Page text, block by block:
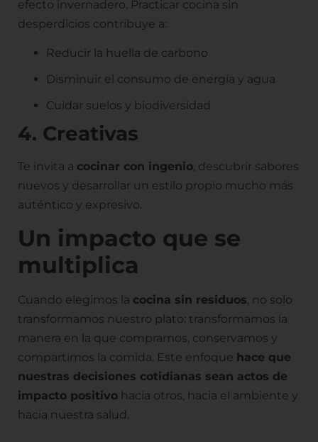
efecto invernadero. Practicar cocina sin
desperdicios contribuye a:
Reducir la huella de carbono
Disminuir el consumo de energía y agua
Cuidar suelos y biodiversidad
4. Creativas
Te invita a cocinar con ingenio, descubrir sabores
nuevos y desarrollar un estilo propio mucho más
auténtico y expresivo.
Un impacto que se
multiplica
Cuando elegimos la cocina sin residuos , no solo
transformamos nuestro plato: transformamos la
manera en la que compramos, conservamos y
compartimos la comida. Este enfoque hace que
nuestras decisiones cotidianas sean actos de
impacto positivo hacia otros, hacia el ambiente y
hacia nuestra salud.